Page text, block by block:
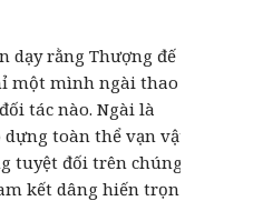
dạy rằng Thượng đế là
một mình ngài thao
tác nào. Ngài là
toàn thể vạn vật,
tuyệt đối trên chúng.
kết dâng hiến trọn